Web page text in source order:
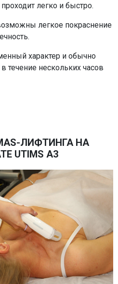
легко и быстро.
легкое покраснение
характер и обычно
течение нескольких часов
ЛИФТИНГА НА
UTIMS A3